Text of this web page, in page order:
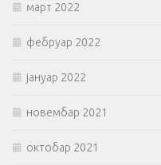
март 2022
фебруар 2022
јануар 2022
новембар 2021
октобар 2021